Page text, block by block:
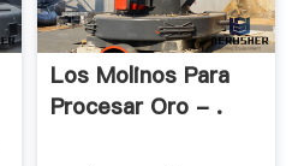
Los Molinos Para
Procesar Oro - .